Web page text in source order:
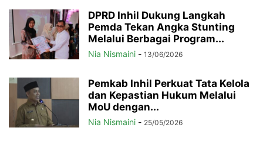
DPRD Inhil Dukung Langkah
Pemda Tekan Angka Stunting
Melalui Berbagai Program...
Nia Nismaini - 13/06/2026
Pemkab Inhil Perkuat Tata Kelola
dan Kepastian Hukum Melalui
MoU dengan...
Nia Nismaini - 25/05/2026